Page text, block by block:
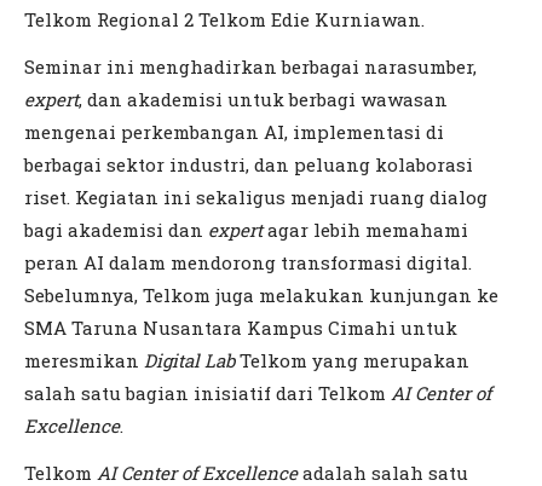
Telkom Regional 2 Telkom Edie Kurniawan.
Seminar ini menghadirkan berbagai narasumber,
expert, dan akademisi untuk berbagi wawasan
mengenai perkembangan AI, implementasi di
berbagai sektor industri, dan peluang kolaborasi
riset. Kegiatan ini sekaligus menjadi ruang dialog
bagi akademisi dan expertagar lebih memahami
peran AI dalam mendorong transformasi digital.
Sebelumnya, Telkom juga melakukan kunjungan ke
SMA Taruna Nusantara Kampus Cimahi untuk
meresmikan Digital LabTelkom yang merupakan
salah satu bagian inisiatif dari Telkom AI Center of
Excellence.
Telkom AI Center of Excellenceadalah salah satu